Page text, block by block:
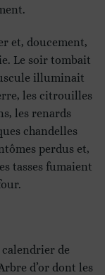
et, doucement,
Le soir tombait
illuminait
les citrouilles
les renards
chandelles
perdus et,
tasses fumaient
de
d’or dont les